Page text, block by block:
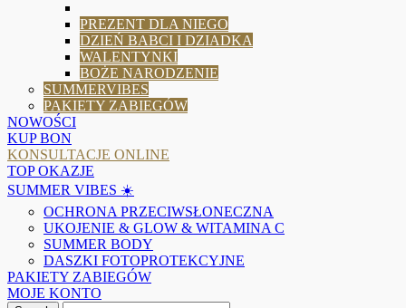
PREZENT DLA NIEGO
DZIEŃ BABCI I DZIADKA
WALENTYNKI
BOŻE NARODZENIE
SUMMERVIBES
PAKIETY ZABIEGÓW
NOWOŚCI
KUP BON
KONSULTACJE ONLINE
TOP OKAZJE
SUMMER VIBES ☀️
OCHRONA PRZECIWSŁONECZNA
UKOJENIE & GLOW & WITAMINA C
SUMMER BODY
DASZKI FOTOPROTEKCYJNE
PAKIETY ZABIEGÓW
MOJE KONTO